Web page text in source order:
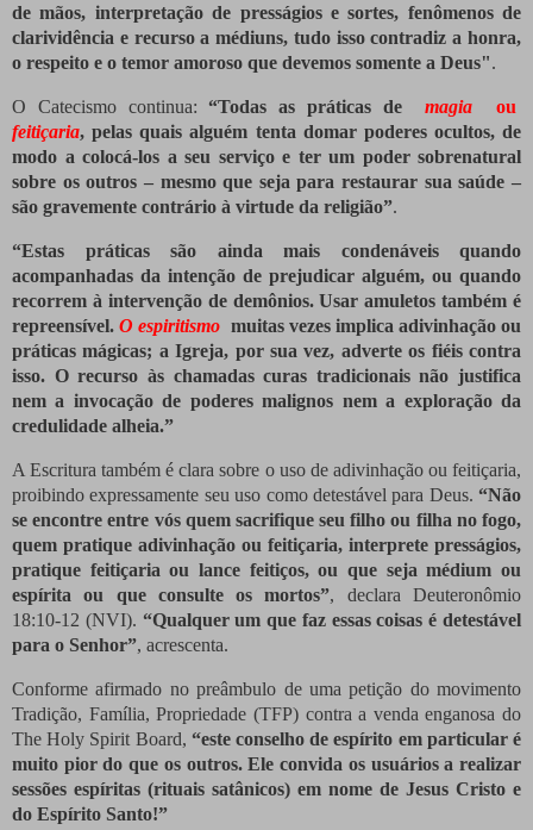
de mãos, interpretação de presságios e sortes, fenômenos de
clarividência e recurso a médiuns, tudo isso contradiz a honra,
o respeito e o temor amoroso que devemos somente a Deus".
O Catecismo continua:“Todas as práticas demagia
ou
feitiçaria, pelas quais alguém tenta domar poderes ocultos, de
modo a colocá-los a seu serviço e ter um poder sobrenatural
sobre os outros – mesmo que seja para restaurar sua saúde –
são gravemente contrário à virtude da religião”.
“Estas práticas são ainda mais condenáveis ​​quando
acompanhadas da intenção de prejudicar alguém, ou quando
recorrem à intervenção de demônios.Usar amuletos também é
repreensível.O espiritismo muitas vezes implica adivinhação ou
práticas mágicas; a Igreja, por sua vez, adverte os fiéis contra
isso. O recurso às chamadas curas tradicionais não justifica
nem a invocação de poderes malignos nem a exploração da
credulidade alheia.”
A Escritura também é clara sobre o uso de adivinhação ou feitiçaria,
proibindo expressamente seu uso como detestável para Deus. “Não
se encontre entre vós quem sacrifique seu filho ou filha no fogo,
quem pratique adivinhação ou feitiçaria, interprete presságios,
pratique feitiçaria ou lance feitiços, ou que seja médium ou
espírita ou que consulte os mortos”, declara Deuteronômio
18:10-12 (NVI). “Qualquer um que faz essas coisas é detestável
para o Senhor”, acrescenta.
Conforme afirmado no preâmbulo de uma petição do movimento
Tradição, Família, Propriedade (TFP) contra a venda enganosa do
The Holy Spirit Board, “este conselho de espírito em particular é
muito pior do que os outros.Ele convida os usuários a realizar
sessões espíritas (rituais satânicos) em nome de Jesus Cristo e
do Espírito Santo!”